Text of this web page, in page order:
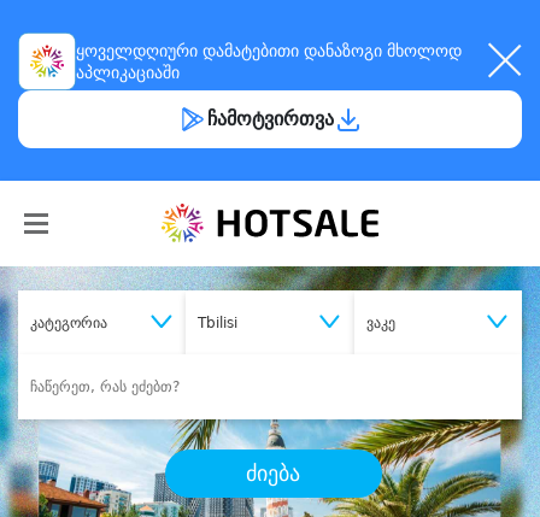
ყოველდღიური დამატებითი დანაზოგი მხოლოდ
აპლიკაციაში
ჩამოტვირთვა
კატეგორია Tbilisi ვაკე
ძიება